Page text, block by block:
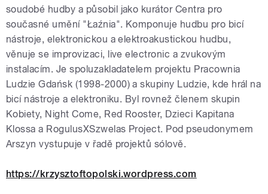
soudobé hudby a působil jako kurátor Centra pro
současné umění "Łaźnia". Komponuje hudbu pro bicí
nástroje, elektronickou a elektroakustickou hudbu,
věnuje se improvizaci, live electronic a zvukovým
instalacím. Je spoluzakladatelem projektu Pracownia
Ludzie Gdańsk (1998-2000) a skupiny Ludzie, kde hrál na
bicí nástroje a elektroniku. Byl rovnež členem skupin
Kobiety, Night Come, Red Rooster, Dzieci Kapitana
Klossa a RogulusXSzwelas Project. Pod pseudonymem
Arszyn vystupuje v řadě projektů sólově.
https://krzysztoftopolski.wordpress.com